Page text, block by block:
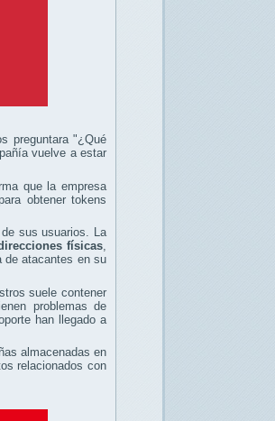
preguntara "¿Qué
vuelve a estar
que la empresa
obtener tokens
sus usuarios. La
físicas,
de atacantes en su
suele contener
problemas de
han llegado a
almacenadas en
relacionados con